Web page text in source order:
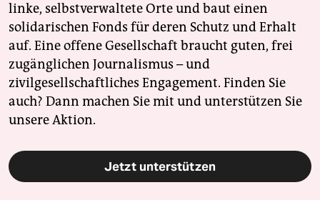
linke, selbstverwaltete Orte und baut einen
solidarischen Fonds für deren Schutz und Erhalt
auf. Eine offene Gesellschaft braucht guten, frei
zugänglichen Journalismus – und
zivilgesellschaftliches Engagement. Finden Sie
auch? Dann machen Sie mit und unterstützen Sie
unsere Aktion.
Jetzt unterstützen